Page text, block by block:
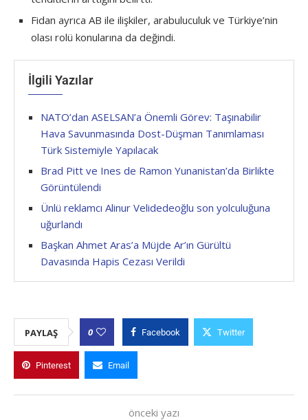
Fidan ayrıca AB ile ilişkiler, arabuluculuk ve Türkiye’nin
olası rolü konularına da değindi.
İlgili Yazılar
NATO’dan ASELSAN’a Önemli Görev: Taşınabilir
Hava Savunmasında Dost-Düşman Tanımlaması
Türk Sistemiyle Yapılacak
Brad Pitt ve Ines de Ramon Yunanistan’da Birlikte
Görüntülendi
Ünlü reklamcı Alinur Velidedeoğlu son yolculuğuna
uğurlandı
Başkan Ahmet Aras’a Müjde Ar’ın Gürültü
Davasında Hapis Cezası Verildi
PAYLAŞ 0 Facebook Twitter
Pinterest Email
önceki yazı